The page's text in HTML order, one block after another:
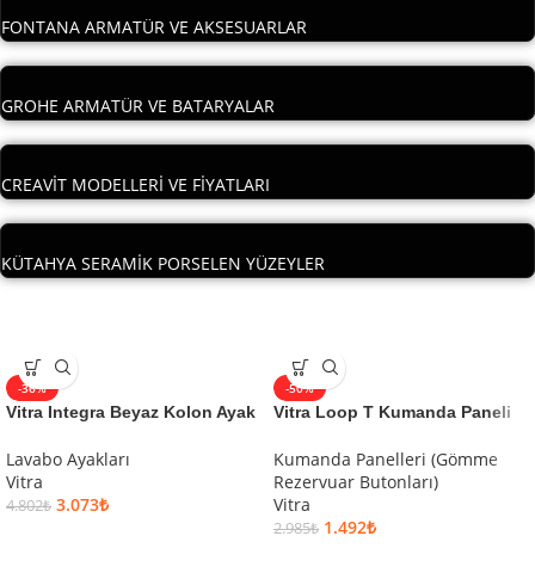
FONTANA ARMATÜR VE AKSESUARLAR
GROHE ARMATÜR VE BATARYALAR
CREAVİT MODELLERİ VE FİYATLARI
KÜTAHYA SERAMİK PORSELEN YÜZEYLER
-36%
Vitra Integra Beyaz Kolon Ayak
Lavabo Ayakları
Vitra
4.802₺ 3.073₺
-50%
Vitra Loop T Kumanda Paneli
Kumanda Panelleri (Gömme
Rezervuar Butonları)
Vitra
2.985₺ 1.492₺